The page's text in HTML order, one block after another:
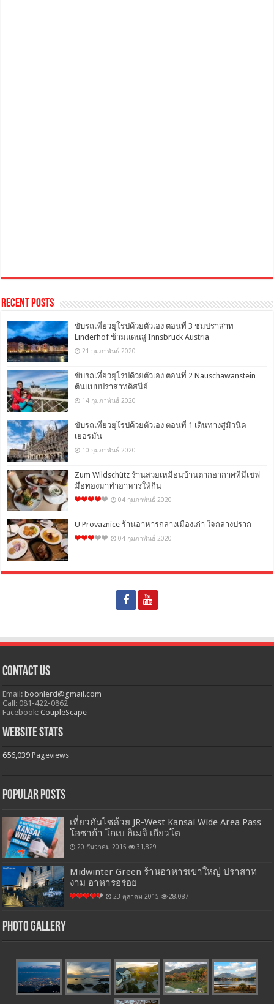
Recent Posts
ขับรถเที่ยวยุโรปด้วยตัวเอง ตอนที่ 3 ชมปราสาท
Linderhof ข้ามแดนสู่ Innsbruck Austria
21 กุมภาพันธ์ 2020
ขับรถเที่ยวยุโรปด้วยตัวเอง ตอนที่ 2 Nauschawanstein
ต้นแบบปราสาทดิสนีย์
14 กุมภาพันธ์ 2020
ขับรถเที่ยวยุโรปด้วยตัวเอง ตอนที่ 1 เดินทางสู่มิวนิค
เยอรมัน
10 กุมภาพันธ์ 2020
Zum Wildschütz ร้านสวยเหมือนบ้านตากอากาศที่มีเชฟ
มือทองมาทำอาหารให้กิน
04 กุมภาพันธ์ 2020
U Provaznice ร้านอาหารกลางเมืองเก่า ใจกลางปราก
04 กุมภาพันธ์ 2020
Contact Us
Email:boonlerd@gmail.com
Call: 081-422-0862
Facebook:CoupleScape
Website Stats
656,039 Pageviews
Popular Posts
เที่ยวคันไซด้วย JR-West Kansai Wide Area Pass
โอซาก้า โกเบ ฮิเมจิ เกียวโต
20 ธันวาคม 2015 31,829
Midwinter Green ร้านอาหารเขาใหญ่ ปราสาท
งาม อาหารอร่อย
23 ตุลาคม 2015 28,087
Photo Gallery